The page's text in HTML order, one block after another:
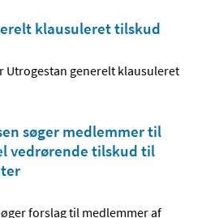
klausuleret tilskud
Utrogestan generelt klausuleret
søger medlemmer til
vedrørende tilskud til
forslag til medlemmer af